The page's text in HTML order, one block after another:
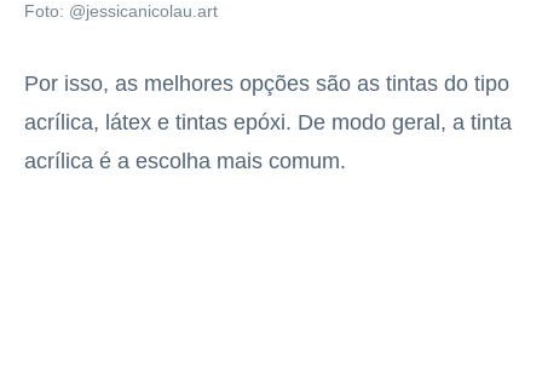
Foto: @jessicanicolau.art
Por isso, as melhores opções são as tintas do tipo
acrílica, látex e tintas epóxi. De modo geral, a tinta
acrílica é a escolha mais comum.